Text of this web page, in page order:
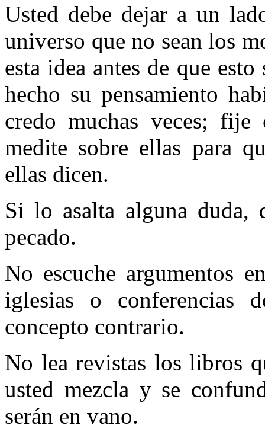
Usted debe dejar a un
universo que no sean los
esta idea antes de que
hecho su pensamiento
credo muchas veces;
medite sobre ellas para
ellas dicen.
Si lo asalta alguna duda,
pecado.
No escuche argumentos
iglesias o conferencias
concepto contrario.
No lea revistas los libros
usted mezcla y se
serán en vano.